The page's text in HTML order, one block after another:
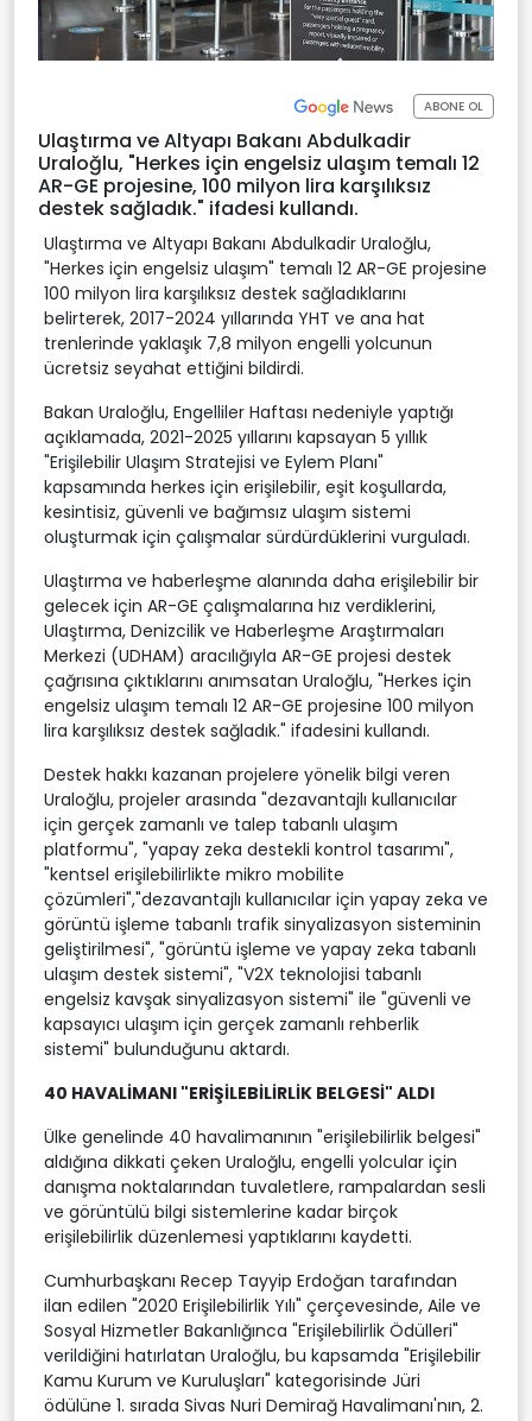
ABONE OL
Ulaştırma ve Altyapı Bakanı Abdulkadir
Uraloğlu, "Herkes için engelsiz ulaşım temalı 12
AR-GE projesine, 100 milyon lira karşılıksız
destek sağladık." ifadesi kullandı.
Ulaştırma ve Altyapı Bakanı Abdulkadir Uraloğlu,
"Herkes için engelsiz ulaşım" temalı 12 AR-GE projesine
100 milyon lira karşılıksız destek sağladıklarını
belirterek, 2017-2024 yıllarında YHT ve ana hat
trenlerinde yaklaşık 7,8 milyon engelli yolcunun
ücretsiz seyahat ettiğini bildirdi.
Bakan Uraloğlu, Engelliler Haftası nedeniyle yaptığı
açıklamada, 2021-2025 yıllarını kapsayan 5 yıllık
"Erişilebilir Ulaşım Stratejisi ve Eylem Planı"
kapsamında herkes için erişilebilir, eşit koşullarda,
kesintisiz, güvenli ve bağımsız ulaşım sistemi
oluşturmak için çalışmalar sürdürdüklerini vurguladı.
Ulaştırma ve haberleşme alanında daha erişilebilir bir
gelecek için AR-GE çalışmalarına hız verdiklerini,
Ulaştırma, Denizcilik ve Haberleşme Araştırmaları
Merkezi (UDHAM) aracılığıyla AR-GE projesi destek
çağrısına çıktıklarını anımsatan Uraloğlu, "Herkes için
engelsiz ulaşım temalı 12 AR-GE projesine 100 milyon
lira karşılıksız destek sağladık." ifadesini kullandı.
Destek hakkı kazanan projelere yönelik bilgi veren
Uraloğlu, projeler arasında "dezavantajlı kullanıcılar
için gerçek zamanlı ve talep tabanlı ulaşım
platformu", "yapay zeka destekli kontrol tasarımı",
"kentsel erişilebilirlikte mikro mobilite
çözümleri","dezavantajlı kullanıcılar için yapay zeka ve
görüntü işleme tabanlı trafik sinyalizasyon sisteminin
geliştirilmesi", "görüntü işleme ve yapay zeka tabanlı
ulaşım destek sistemi", "V2X teknolojisi tabanlı
engelsiz kavşak sinyalizasyon sistemi" ile "güvenli ve
kapsayıcı ulaşım için gerçek zamanlı rehberlik
sistemi" bulunduğunu aktardı.
40 HAVALİMANI "ERİŞİLEBİLİRLİK BELGESİ" ALDI
Ülke genelinde 40 havalimanının "erişilebilirlik belgesi"
aldığına dikkati çeken Uraloğlu, engelli yolcular için
danışma noktalarından tuvaletlere, rampalardan sesli
ve görüntülü bilgi sistemlerine kadar birçok
erişilebilirlik düzenlemesi yaptıklarını kaydetti.
Cumhurbaşkanı Recep Tayyip Erdoğan tarafından
ilan edilen "2020 Erişilebilirlik Yılı" çerçevesinde, Aile ve
Sosyal Hizmetler Bakanlığınca "Erişilebilirlik Ödülleri"
verildiğini hatırlatan Uraloğlu, bu kapsamda "Erişilebilir
Kamu Kurum ve Kuruluşları" kategorisinde Jüri
ödülüne 1. sırada Sivas Nuri Demirağ Havalimanı'nın, 2.